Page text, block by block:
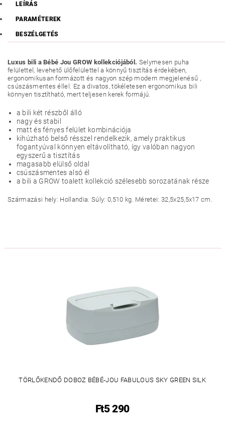
LEÍRÁS
PARAMÉTEREK
BESZÉLGETÉS
Luxus bili a Bébé Jou GROW kollekciójából. Selymesen puha
felülettel, levehető ülőfelülettel a könnyű tisztítás érdekében,
ergonomikusan formázott és nagyon szép modern megjelenésű ,
csúszásmentes éllel. Ez a divatos, tökéletesen ergonomikus bili
könnyen tisztítható, mert teljesen kerek formájú.
a bili két részből álló
nagy és stabil
matt és fényes felület kombinációja
kihúzható belső résszel rendelkezik, amely praktikus
fogantyúval könnyen eltávolítható, így valóban nagyon
egyszerű a tisztítás
magasabb elülső oldal
csúszásmentes alsó él
a bili a GROW toalett kollekció szélesebb sorozatának része
Származási hely: Hollandia. Súly: 0,510 kg. Méretei: 32,5x25,5x17 cm.
TÖRLŐKENDŐ DOBOZ BÉBÉ-JOU FABULOUS SKY GREEN SILK
Ft5 290